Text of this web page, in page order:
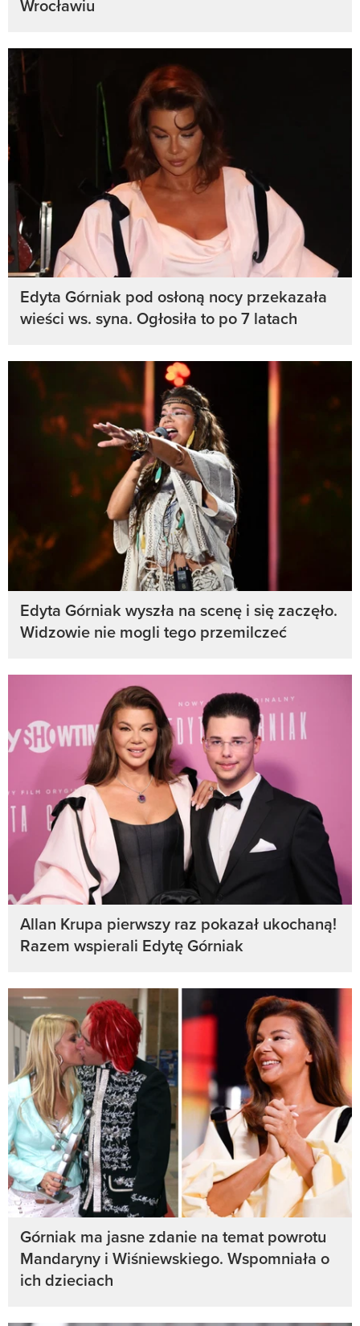
Wrocławiu
Edyta Górniak pod osłoną nocy przekazała
wieści ws. syna. Ogłosiła to po 7 latach
Edyta Górniak wyszła na scenę i się zaczęło.
Widzowie nie mogli tego przemilczeć
Allan Krupa pierwszy raz pokazał ukochaną!
Razem wspierali Edytę Górniak
Górniak ma jasne zdanie na temat powrotu
Mandaryny i Wiśniewskiego. Wspomniała o
ich dzieciach